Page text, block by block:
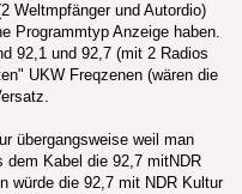
Weltmpfänger und Autordio)
Programmtyp Anzeige haben.
92,1 und 92,7 (mit 2 Radios
UKW Freqzenen (wären die
übergangsweise weil man
dem Kabel die 92,7 mitNDR
würde die 92,7 mit NDR Kultur